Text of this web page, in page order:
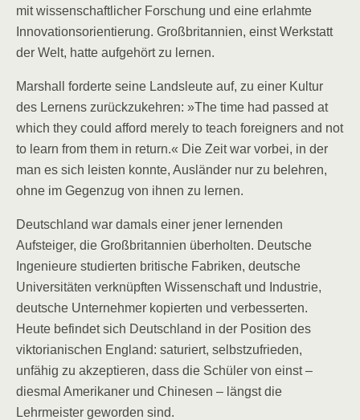
mit wissenschaftlicher Forschung und eine erlahmte
Innovationsorientierung. Großbritannien, einst Werkstatt
der Welt, hatte aufgehört zu lernen.
Marshall forderte seine Landsleute auf, zu einer Kultur
des Lernens zurückzukehren: »The time had passed at
which they could afford merely to teach foreigners and not
to learn from them in return.« Die Zeit war vorbei, in der
man es sich leisten konnte, Ausländer nur zu belehren,
ohne im Gegenzug von ihnen zu lernen.
Deutschland war damals einer jener lernenden
Aufsteiger, die Großbritannien überholten. Deutsche
Ingenieure studierten britische Fabriken, deutsche
Universitäten verknüpften Wissenschaft und Industrie,
deutsche Unternehmer kopierten und verbesserten.
Heute befindet sich Deutschland in der Position des
viktorianischen England: saturiert, selbstzufrieden,
unfähig zu akzeptieren, dass die Schüler von einst –
diesmal Amerikaner und Chinesen – längst die
Lehrmeister geworden sind.